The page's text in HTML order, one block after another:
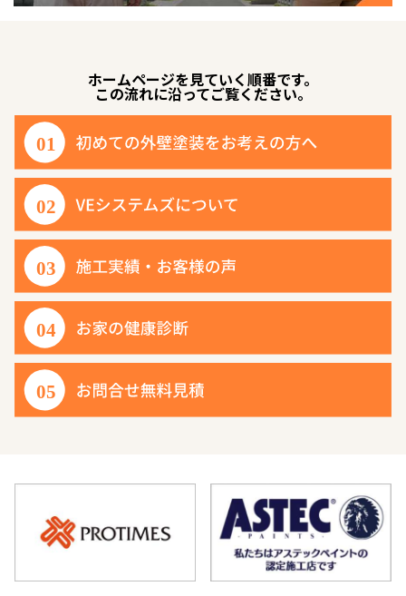
ホームページを見ていく順番です。
この流れに沿ってご覧ください。